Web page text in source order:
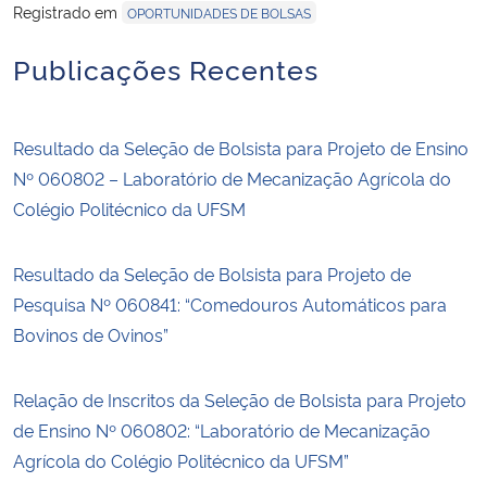
Registrado em OPORTUNIDADES DE BOLSAS
Publicações Recentes
Resultado da Seleção de Bolsista para Projeto de Ensino
Nº 060802 – Laboratório de Mecanização Agrícola do
Colégio Politécnico da UFSM
Resultado da Seleção de Bolsista para Projeto de
Pesquisa Nº 060841: “Comedouros Automáticos para
Bovinos de Ovinos”
Relação de Inscritos da Seleção de Bolsista para Projeto
de Ensino Nº 060802: “Laboratório de Mecanização
Agrícola do Colégio Politécnico da UFSM”